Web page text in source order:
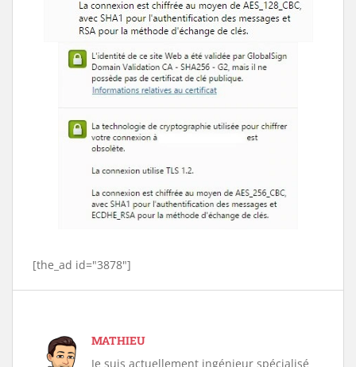
[the_ad id="3878"]
MATHIEU
Je suis actuellement ingénieur spécialisé